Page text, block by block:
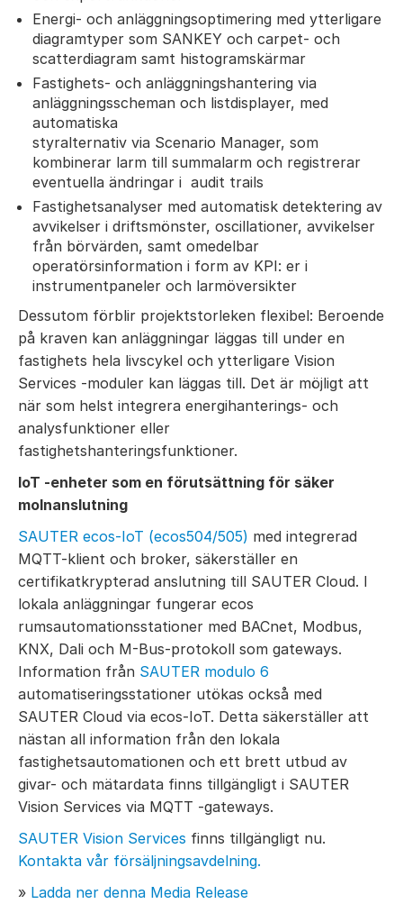
Energi- och anläggningsoptimering med ytterligare
diagramtyper som SANKEY och carpet- och
scatterdiagram samt histogramskärmar
Fastighets- och anläggningshantering via
anläggningsscheman och listdisplayer, med
automatiska
styralternativ via Scenario Manager, som
kombinerar larm till summalarm och registrerar
eventuella ändringar i audit trails
Fastighetsanalyser med automatisk detektering av
avvikelser i driftsmönster, oscillationer, avvikelser
från börvärden, samt omedelbar
operatörsinformation i form av KPI: er i
instrumentpaneler och larmöversikter
Dessutom förblir projektstorleken flexibel: Beroende
på kraven kan anläggningar läggas till under en
fastighets hela livscykel och ytterligare Vision
Services -moduler kan läggas till. Det är möjligt att
när som helst integrera energihanterings- och
analysfunktioner eller
fastighetshanteringsfunktioner.
IoT -enheter som en förutsättning för säker
molnanslutning
SAUTER ecos-IoT (ecos504/505) med integrerad
MQTT-klient och broker, säkerställer en
certifikatkrypterad anslutning till SAUTER Cloud. I
lokala anläggningar fungerar ecos
rumsautomationsstationer med BACnet, Modbus,
KNX, Dali och M-Bus-protokoll som gateways.
Information från SAUTER modulo 6
automatiseringsstationer utökas också med
SAUTER Cloud via ecos-IoT. Detta säkerställer att
nästan all information från den lokala
fastighetsautomationen och ett brett utbud av
givar- och mätardata finns tillgängligt i SAUTER
Vision Services via MQTT -gateways.
SAUTER Vision Services finns tillgängligt nu.
Kontakta vår försäljningsavdelning.
» Ladda ner denna Media Release